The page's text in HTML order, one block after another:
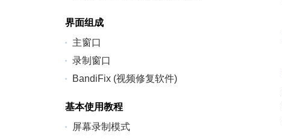
界面组成
主窗口
录制窗口
BandiFix (视频修复软件)
基本使用教程
屏幕录制模式